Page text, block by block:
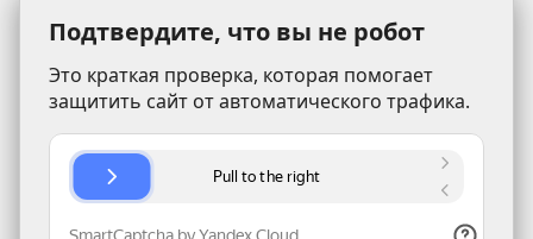
Подтвердите, что вы не робот
Это краткая проверка, которая помогает
защитить сайт от автоматического трафика.